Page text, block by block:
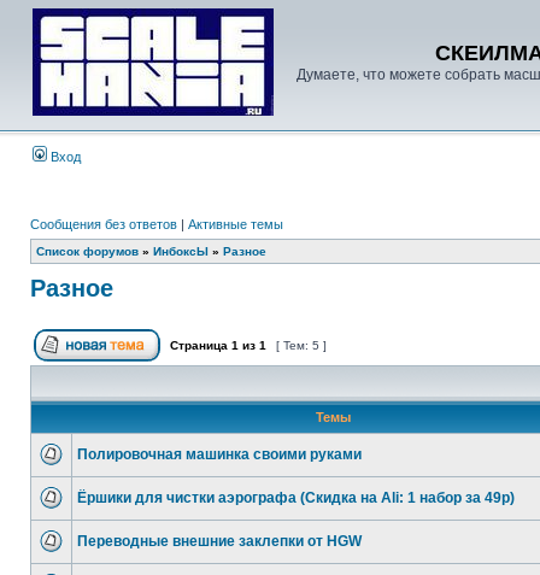
Думаете, что можете собрать
Вход
Сообщения без ответов | Активные темы
Список форумов » ИнбоксЫ » Разное
Разное
Страница 1 из 1 [ Тем: 5 ]
Темы
Полировочная машинка своими руками
Ёршики для чистки аэрографа (Скидка на Ali: 1 набор за 49р)
Переводные внешние заклепки от HGW